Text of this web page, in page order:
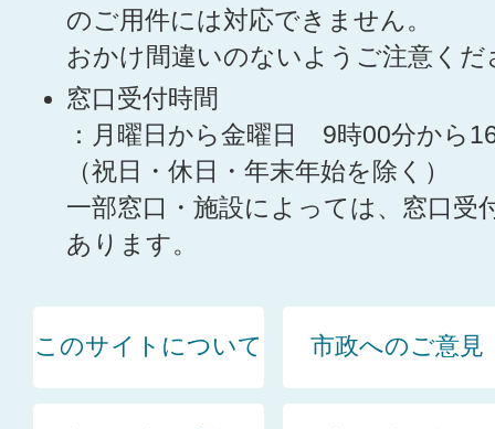
のご用件には対応できません。
おかけ間違いのないようご注意くだ
窓口受付時間
：月曜日から金曜日 9時00分から
（祝日・休日・年末年始を除く）
一部窓口・施設によっては、窓口受
あります。
このサイトについて 市政へのご意見